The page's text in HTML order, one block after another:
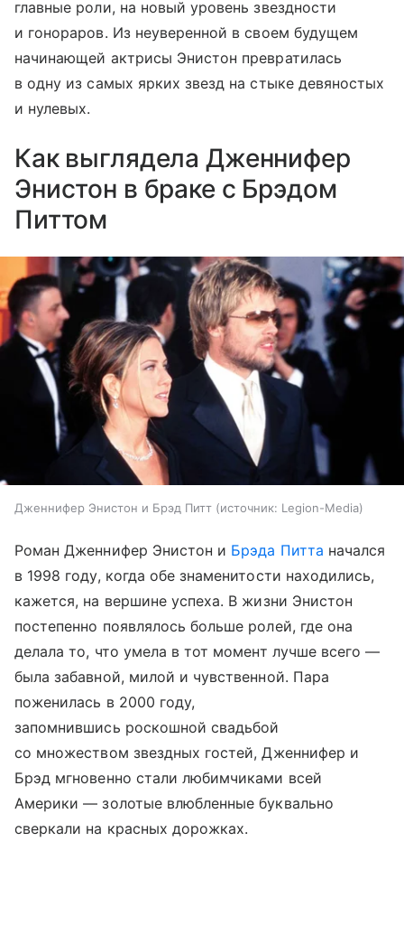
главные роли, на новый уровень звездности
и гонораров. Из неуверенной в своем будущем
начинающей актрисы Энистон превратилась
в одну из самых ярких звезд на стыке девяностых
и нулевых.
Как выглядела Дженнифер
Энистон в браке с Брэдом
Питтом
Дженнифер Энистон и Брэд Питт источник: Legion-Media
Роман Дженнифер Энистон и Брэда Питта начался
в 1998 году, когда обе знаменитости находились,
кажется, на вершине успеха. В жизни Энистон
постепенно появлялось больше ролей, где она
делала то, что умела в тот момент лучше всего —
была забавной, милой и чувственной. Пара
поженилась в 2000 году,
запомнившись роскошной свадьбой
со множеством звездных гостей, Дженнифер и
Брэд мгновенно стали любимчиками всей
Америки — золотые влюбленные буквально
сверкали на красных дорожках.